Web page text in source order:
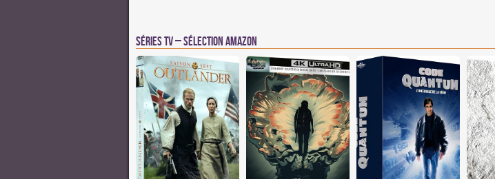
Séries TV – Sélection Amazon